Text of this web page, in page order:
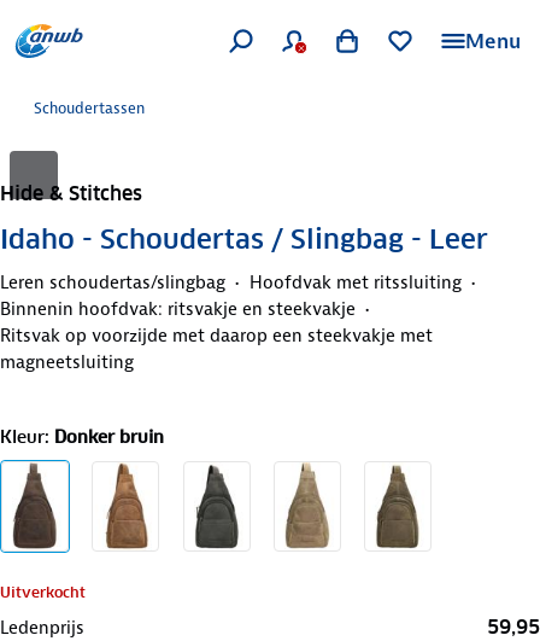
Menu
Schoudertassen
Hide & Stitches
Idaho - Schoudertas / Slingbag - Leer
Leren schoudertas/slingbag
Hoofdvak met ritssluiting
Binnenin hoofdvak: ritsvakje en steekvakje
Ritsvak op voorzijde met daarop een steekvakje met
magneetsluiting
Kleur: Donker bruin
Uitverkocht
Ledenprijs 59,95